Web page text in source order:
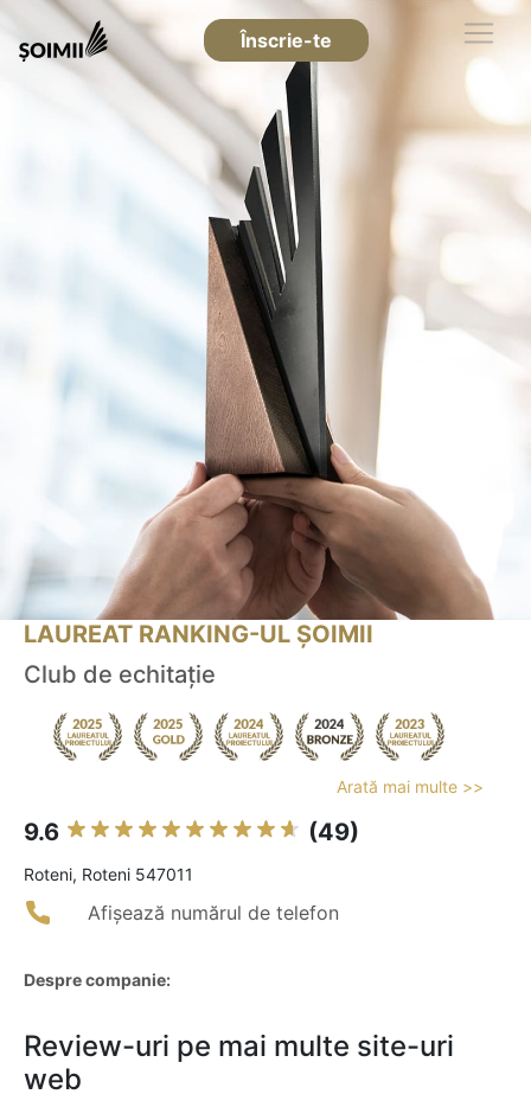
Înscrie-te
LAUREAT RANKING-UL ȘOIMII
Club de echitație
Arată mai multe >>
9.6 (49)
Roteni, Roteni 547011
Afișează numărul de telefon
Despre companie:
Review-uri pe mai multe site-uri
web